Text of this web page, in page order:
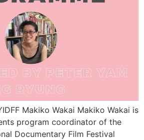
Makiko Wakai Makiko Wakai is
program coordinator of the
Documentary Film Festival